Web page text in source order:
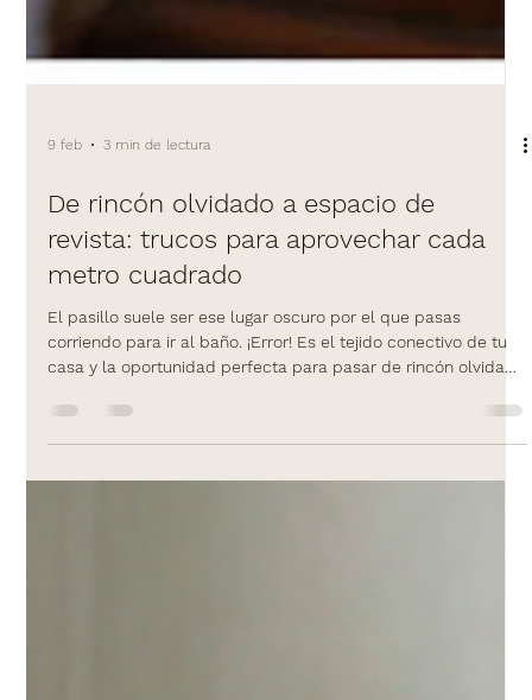
9 feb 3 min de lectura
De rincón olvidado a espacio de
revista: trucos para aprovechar cada
metro cuadrado
El pasillo suele ser ese lugar oscuro por el que pasas
casa y la oportunidad perfecta para pasar de rincón olvidado
a espacio de revista.